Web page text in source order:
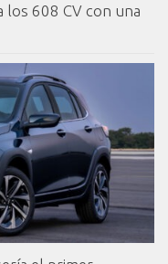
los 608 CV con una